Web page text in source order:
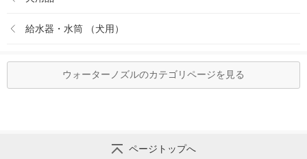
給水器・水筒 （犬用）
ウォーターノズルのカテゴリページを見る
ページトップへ